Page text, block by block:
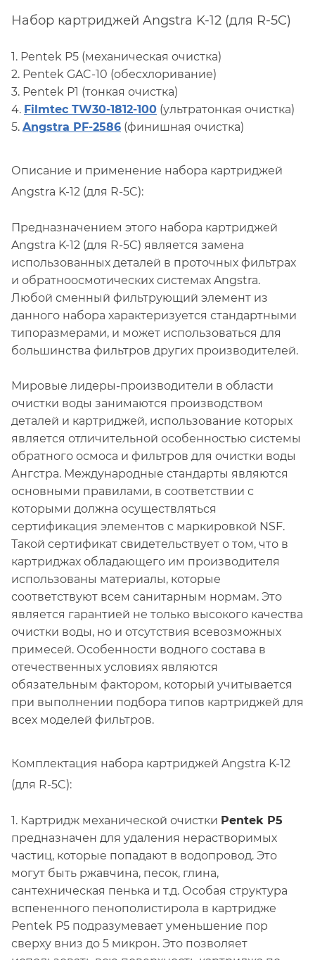
Набор картриджей Angstra K-12 (для R-5C)
1. Pentek P5 (механическая очистка)
2. Pentek GAC-10 (обесхлоривание)
3. Pentek P1 (тонкая очистка)
4. Filmtec TW30-1812-100 (ультратонкая очистка)
5. Angstra PF-2586 (финишная очистка)
Описание и применение набора картриджей
Angstra K-12 (для R-5C):
Предназначением этого набора картриджей
Angstra K-12 (для R-5C) является замена
использованных деталей в проточных фильтрах
и обратноосмотических системах Angstra.
Любой сменный фильтрующий элемент из
данного набора характеризуется стандартными
типоразмерами, и может использоваться для
большинства фильтров других производителей.
Мировые лидеры-производители в области
очистки воды занимаются производством
деталей и картриджей, использование которых
является отличительной особенностью системы
обратного осмоса и фильтров для очистки воды
Ангстра. Международные стандарты являются
основными правилами, в соответствии с
которыми должна осуществляться
сертификация элементов с маркировкой NSF.
Такой сертификат свидетельствует о том, что в
картриджах обладающего им производителя
использованы материалы, которые
соответствуют всем санитарным нормам. Это
является гарантией не только высокого качества
очистки воды, но и отсутствия всевозможных
примесей. Особенности водного состава в
отечественных условиях являются
обязательным фактором, который учитывается
при выполнении подбора типов картриджей для
всех моделей фильтров.
Комплектация набора картриджей Angstra K-12
(для R-5C):
1. Картридж механической очистки Pentek P5
предназначен для удаления нерастворимых
частиц, которые попадают в водопровод. Это
могут быть ржавчина, песок, глина,
сантехническая пенька и т.д. Особая структура
вспененного пенополистирола в картридже
Pentek P5 подразумевает уменьшение пор
сверху вниз до 5 микрон. Это позволяет